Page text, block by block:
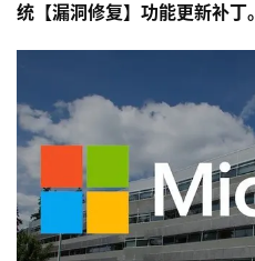
统【漏洞修复】功能更新补丁。